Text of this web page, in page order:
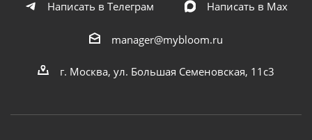
Написать в Телеграм
Написать в Мах
manager@mybloom.ru
г. Москва, ул. Большая Семеновская, 11с3